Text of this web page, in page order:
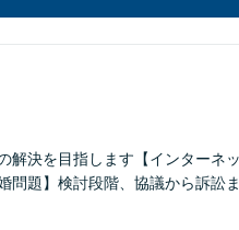
解決を目指します【インターネ
題】検討段階、協議から訴訟